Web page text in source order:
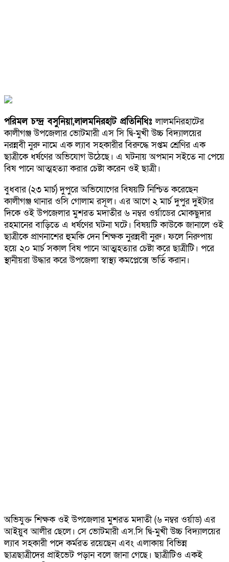
পরিমল চন্দ্র বসুনিয়া,লালমনিরহাট প্রতিনিধিঃলালমনিরহাটের
কালীগঞ্জ উপজেলার ভোটমারী এস সি দ্বি-মুখী উচ্চ বিদ্যালয়ের
নরন্নবী নুরু নামে এক ল্যাব সহকারীর বিরুদ্ধে সপ্তম শ্রেণির এক
ছাত্রীকে ধর্ষণের অভিযোগ উঠেছে। এ ঘটনায় অপমান সইতে না পেয়ে
বিষ পানে আত্মহত্যা করার চেষ্টা করেন ওই ছাত্রী।
বুধবার (২৩ মার্চ) দুপুরে অভিযোগের বিষয়টি নিশ্চিত করেছেন
কালীগঞ্জ থানার ওসি গোলাম রসূল। এর আগে ২ মার্চ দুপুর দুইটার
দিকে ওই উপজেলার মুশরত মদাতীর ৬ নম্বর ওর্য়াডের মোকছুদার
রহমানের বাড়িতে এ ধর্ষণের ঘটনা ঘটে। বিষয়টি কাউকে জানালে ওই
ছাত্রীকে প্রাণনাশের হুমকি দেন শিক্ষক নুরন্নবী নুরু। ফলে নিরুপায়
হয়ে ২০ মার্চ সকাল বিষ পানে আত্মহত্যার চেষ্টা করে ছাত্রীটি। পরে
স্থানীয়রা উদ্ধার করে উপজেলা স্বাস্থ্য কমপ্লেক্সে ভর্তি করান।
অভিযুক্ত শিক্ষক ওই উপজেলার মুশরত মদাতী (৬ নম্বর ওর্য়াড) এর
আইয়ুব আলীর ছেলে। সে ভোটমারী এস.সি দ্বি-মুখী উচ্চ বিদ্যালয়ের
ল্যাব সহকারী পদে কর্মরত রয়েছেন এবং এলাকায় বিভিন্ন
ছাত্রছাত্রীদের প্রাইভেট পড়ান বলে জানা গেছে। ছাত্রীটিও একই